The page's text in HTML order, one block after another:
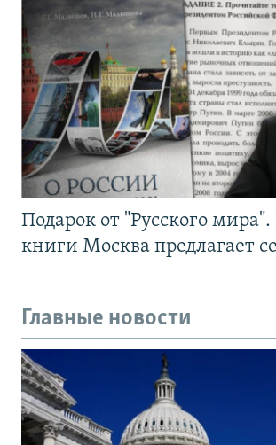
Подарок от "Русского
книги Москва предлагает
Главные новости